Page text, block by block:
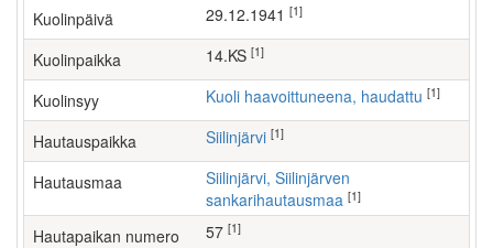
Kuolinpäivä 29.12.1941 [1]
Kuolinpaikka 14.KS [1]
Kuolinsyy Kuoli haavoittuneena, haudattu [1]
Hautauspaikka Siilinjärvi [1]
Hautausmaa
Siilinjärvi, Siilinjärven
sankarihautausmaa [1]
Hautapaikan numero 57 [1]